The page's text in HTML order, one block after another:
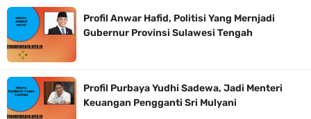
Profil Anwar Hafid, Politisi Yang Mernjadi
Gubernur Provinsi Sulawesi Tengah
Profil Purbaya Yudhi Sadewa, Jadi Menteri
Keuangan Pengganti Sri Mulyani